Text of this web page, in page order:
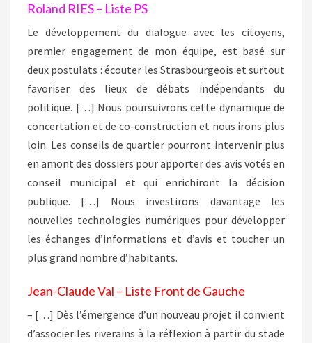
Roland RIES – Liste PS
Le développement du dialogue avec les citoyens,
premier engagement de mon équipe, est basé sur
deux postulats : écouter les Strasbourgeois et surtout
favoriser des lieux de débats indépendants du
politique. […] Nous poursuivrons cette dynamique de
concertation et de co-construction et nous irons plus
loin. Les conseils de quartier pourront intervenir plus
en amont des dossiers pour apporter des avis votés en
conseil municipal et qui enrichiront la décision
publique. […] Nous investirons davantage les
nouvelles technologies numériques pour développer
les échanges d’informations et d’avis et toucher un
plus grand nombre d’habitants.
Jean-Claude Val – Liste Front de Gauche
– […] Dès l’émergence d’un nouveau projet il convient
d’associer les riverains à la réflexion à partir du stade